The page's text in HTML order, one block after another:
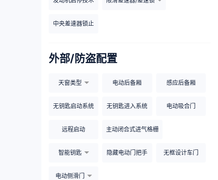
中央差速器锁止
外部/防盗配置
天窗类型 电动后备厢 感应后备厢
无钥匙启动系统 无钥匙进入系统 电动吸合门
远程启动 主动闭合式进气格栅
智能钥匙 隐藏电动门把手 无框设计车门
电动侧滑门